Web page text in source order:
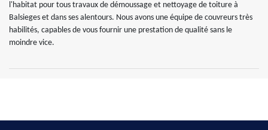
l'habitat pour tous travaux de démoussage et nettoyage de toiture à
Balsieges et dans ses alentours. Nous avons une équipe de couvreurs très
habilités, capables de vous fournir une prestation de qualité sans le
moindre vice.